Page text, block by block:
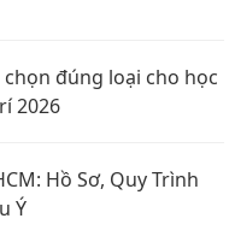
đúng loại cho học
2026
Hồ Sơ, Quy Trình
Ý